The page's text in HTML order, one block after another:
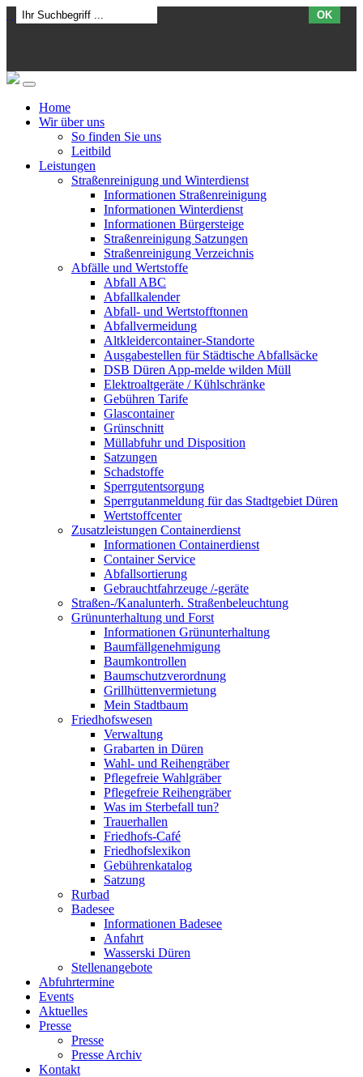
OK
Home
Wir über uns
So finden Sie uns
Leitbild
Leistungen
Straßenreinigung und Winterdienst
Informationen Straßenreinigung
Informationen Winterdienst
Informationen Bürgersteige
Straßenreinigung Satzungen
Straßenreinigung Verzeichnis
Abfälle und Wertstoffe
Abfall ABC
Abfallkalender
Abfall- und Wertstofftonnen
Abfallvermeidung
Altkleidercontainer-Standorte
Ausgabestellen für Städtische Abfallsäcke
DSB Düren App-melde wilden Müll
Elektroaltgeräte / Kühlschränke
Gebühren Tarife
Glascontainer
Grünschnitt
Müllabfuhr und Disposition
Satzungen
Schadstoffe
Sperrgutentsorgung
Sperrgutanmeldung für das Stadtgebiet Düren
Wertstoffcenter
Zusatzleistungen Containerdienst
Informationen Containerdienst
Container Service
Abfallsortierung
Gebrauchtfahrzeuge /-geräte
Straßen-/Kanalunterh. Straßenbeleuchtung
Grünunterhaltung und Forst
Informationen Grünunterhaltung
Baumfällgenehmigung
Baumkontrollen
Baumschutzverordnung
Grillhüttenvermietung
Mein Stadtbaum
Friedhofswesen
Verwaltung
Grabarten in Düren
Wahl- und Reihengräber
Pflegefreie Wahlgräber
Pflegefreie Reihengräber
Was im Sterbefall tun?
Trauerhallen
Friedhofs-Café
Friedhofslexikon
Gebührenkatalog
Satzung
Rurbad
Badesee
Informationen Badesee
Anfahrt
Wasserski Düren
Stellenangebote
Abfuhrtermine
Events
Aktuelles
Presse
Presse
Presse Archiv
Kontakt